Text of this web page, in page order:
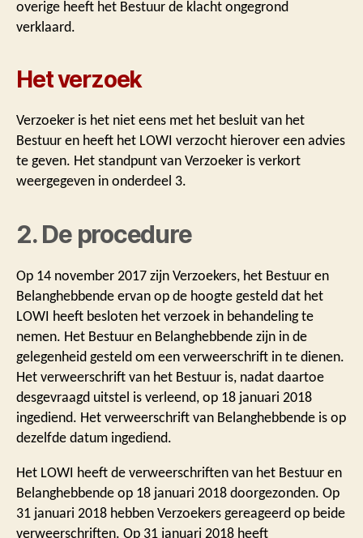
overige heeft het Bestuur de klacht ongegrond
verklaard.
Het verzoek
Verzoeker is het niet eens met het besluit van het
Bestuur en heeft het LOWI verzocht hierover een advies
te geven. Het standpunt van Verzoeker is verkort
weergegeven in onderdeel 3.
2. De procedure
Op 14 november 2017 zijn Verzoekers, het Bestuur en
Belanghebbende ervan op de hoogte gesteld dat het
LOWI heeft besloten het verzoek in behandeling te
nemen. Het Bestuur en Belanghebbende zijn in de
gelegenheid gesteld om een verweerschrift in te dienen.
Het verweerschrift van het Bestuur is, nadat daartoe
desgevraagd uitstel is verleend, op 18 januari 2018
ingediend. Het verweerschrift van Belanghebbende is op
dezelfde datum ingediend.
Het LOWI heeft de verweerschriften van het Bestuur en
Belanghebbende op 18 januari 2018 doorgezonden. Op
31 januari 2018 hebben Verzoekers gereageerd op beide
verweerschriften. Op 31 januari 2018 heeft